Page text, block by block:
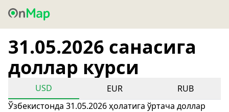
31.05.2026 санасига
доллар курси
USD EUR
RUB
Ўзбекистонда 31.05.2026 ҳолатига ўртача доллар